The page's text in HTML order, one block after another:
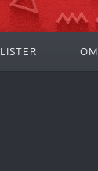
LISTER OM